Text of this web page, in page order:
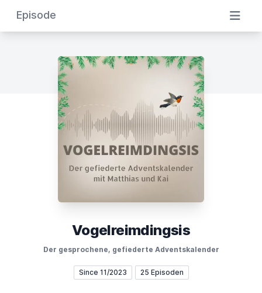
Episode
Vogelreimdingsis
Der gesprochene, gefiederte Adventskalender
Since 11/2023 25 Episoden